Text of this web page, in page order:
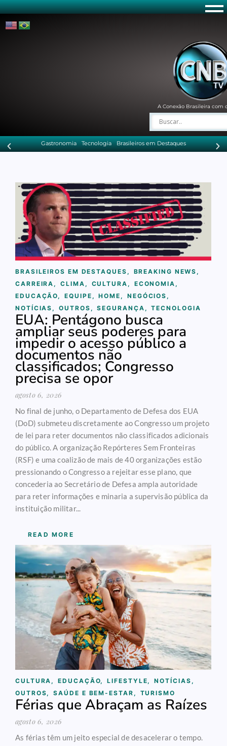
A Conexão Brasileira com
Gastronomia Tecnologia Brasileiros em Destaques
BRASILEIROS EM DESTAQUES , BREAKING NEWS ,
CARREIRA , CLIMA , CULTURA , ECONOMIA ,
EDUCAÇÃO, EQUIPE , HOME , NEGÓCIOS ,
NOTÍCIAS , OUTROS , SEGURANÇA , TECNOLOGIA
EUA: Pentágono busca
ampliar seus poderes para
impedir o acesso público a
documentos não
classificados; Congresso
precisa se opor
agosto 6, 2026
No final de junho, o Departamento de Defesa dos EUA
(DoD) submeteu discretamente ao Congresso um projeto
de lei para reter documentos não classificados adicionais
do público. A organização Repórteres Sem Fronteiras
(RSF) e uma coalizão de mais de 40 organizações estão
pressionando o Congresso a rejeitar esse plano, que
concederia ao Secretário de Defesa ampla autoridade
para reter informações e minaria a supervisão pública da
instituição militar...
READ MORE
CULTURA , EDUCAÇÃO, LIFESTYLE, NOTÍCIAS ,
OUTROS, SAÚDE E BEM-ESTAR , TURISMO
Férias que Abraçam as Raízes
agosto 6, 2026
As férias têm um jeito especial de desacelerar o tempo.